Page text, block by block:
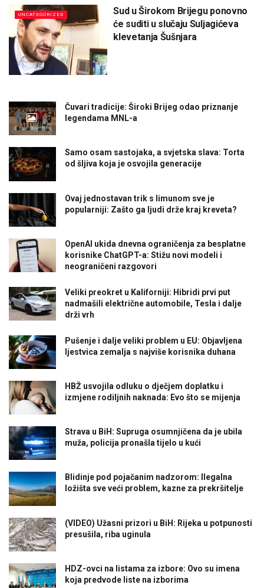
UNCATEGORIZED
Sud u Širokom Brijegu ponovno
će suditi u slučaju Suljagićeva
klevetanja Šušnjara
Čuvari tradicije: Široki Brijeg odao priznanje
legendama MNL-a
Samo osam sastojaka, a svjetska slava: Torta
od šljiva koja je osvojila generacije
Ovaj jednostavan trik s limunom sve je
popularniji: Zašto ga ljudi drže kraj kreveta?
OpenAI ukida dnevna ograničenja za besplatne
korisnike ChatGPT-a: Stižu novi modeli i
neograničeni razgovori
Veliki preokret u Kaliforniji: Hibridi prvi put
nadmašili električne automobile, Tesla i dalje
drži vrh
Pušenje i dalje veliki problem u EU: Objavljena
ljestvica zemalja s najviše korisnika duhana
HBŽ usvojila odluku o dječjem doplatku i
izmjene rodiljnih naknada: Evo što se mijenja
Strava u BiH: Supruga osumnjičena da je ubila
muža, policija pronašla tijelo u kući
Blidinje pod pojačanim nadzorom: Ilegalna
ložišta sve veći problem, kazne za prekršitelje
(VIDEO) Užasni prizori u BiH: Rijeka u potpunosti
presušila, riba uginula
HDZ-ovci na listama za izbore: Ovo su imena
koja predvode liste na izborima